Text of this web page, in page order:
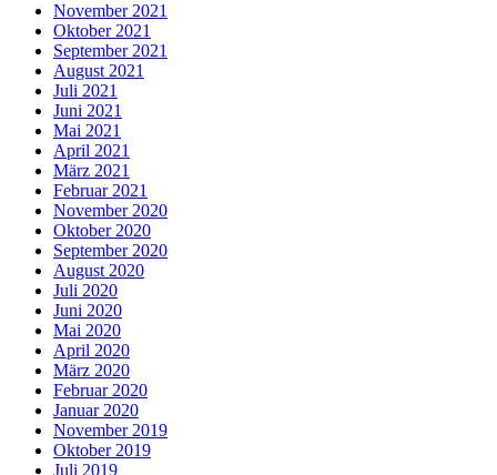
November 2021
Oktober 2021
September 2021
August 2021
Juli 2021
Juni 2021
Mai 2021
April 2021
März 2021
Februar 2021
November 2020
Oktober 2020
September 2020
August 2020
Juli 2020
Juni 2020
Mai 2020
April 2020
März 2020
Februar 2020
Januar 2020
November 2019
Oktober 2019
Juli 2019